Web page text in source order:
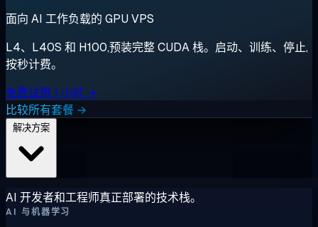
面向 AI 工作负载的 GPU VPS
L4、L40S 和 H100,预装完整 CUDA 栈。启动、训练、停止,
按秒计费。
免费试用 1 小时 →
比较所有套餐 →
AI 开发者和工程师真正部署的技术栈。
AI 与机器学习